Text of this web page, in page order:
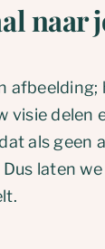
naar
visie delen
als geen
laten